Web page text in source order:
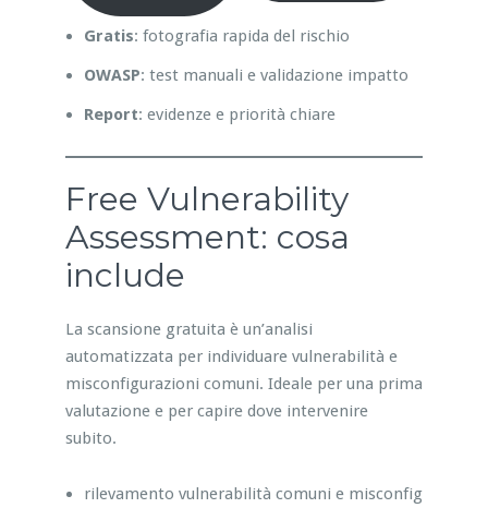
Gratis: fotografia rapida del rischio
OWASP: test manuali e validazione impatto
Report: evidenze e priorità chiare
Free Vulnerability
Assessment: cosa
include
La scansione gratuita è un’analisi
automatizzata per individuare vulnerabilità e
misconfigurazioni comuni. Ideale per una prima
valutazione e per capire dove intervenire
subito.
rilevamento vulnerabilità comuni e misconfig